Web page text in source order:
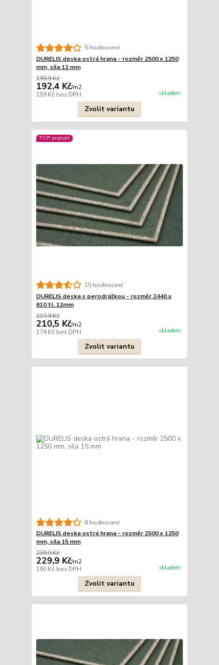
5 hodnocení
DURELIS deska ostrá hrana - rozměr 2500 x 1250
mm, síla 12 mm
199,9 Kč
192,4 Kč/m2
159 Kč bez DPH skladem
Zvolit variantu
TOP produkt
15 hodnocení
DURELIS deska s perodrážkou - rozměr 2440 x
610 tl. 12mm
219,9 Kč
210,5 Kč/m2
174 Kč bez DPH skladem
Zvolit variantu
8 hodnocení
DURELIS deska ostrá hrana - rozměr 2500 x 1250
mm, síla 15 mm
239,9 Kč
229,9 Kč/m2
190 Kč bez DPH skladem
Zvolit variantu